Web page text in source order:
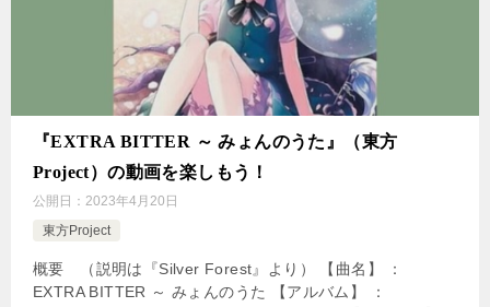
『EXTRA BITTER ～ みょんのうた』（東方
Project）の動画を楽しもう！
公開日： 2023年4月20日
東方Project
概要 （説明は『Silver Forest』より） 【曲名】 ：
EXTRA BITTER ～ みょんのうた 【アルバム】 ：